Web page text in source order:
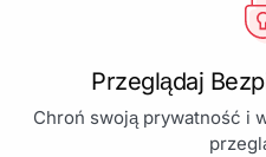
Przeglądaj
Chroń swoją prywatność i